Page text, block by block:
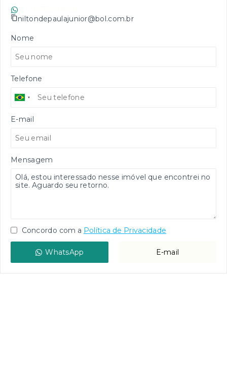
niltondepaulajunior@bol.com.br
Nome
Telefone
E-mail
Mensagem
Concordo com a Política de Privacidade
WhatsApp E-mail